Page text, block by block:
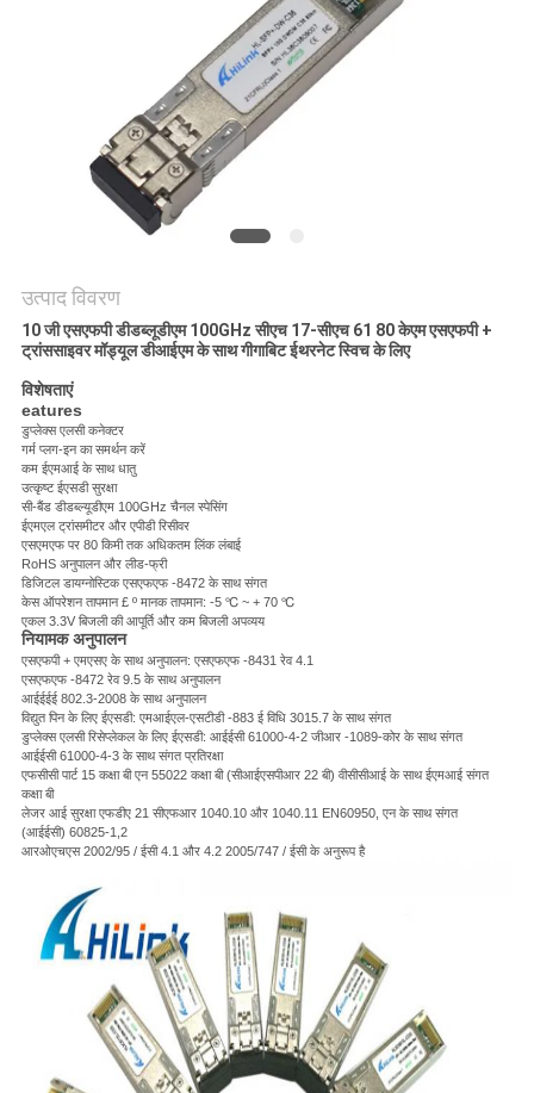
गोपनीयता
उत्पाद विवरण
10 जी एसएफपी डीडब्लूडीएम 100GHz सीएच 17-सीएच 61 80 केएम एसएफपी +
ट्रांससाइवर मॉड्यूल डीआईएम के साथ गीगाबिट ईथरनेट स्विच के लिए
विशेषताएं
eatures
डुप्लेक्स एलसी कनेक्टर
गर्म प्लग-इन का समर्थन करें
कम ईएमआई के साथ धातु
उत्कृष्ट ईएसडी सुरक्षा
सी-बैंड डीडब्ल्यूडीएम 100GHz चैनल स्पेसिंग
ईएमएल ट्रांसमीटर और एपीडी रिसीवर
एसएमएफ पर 80 किमी तक अधिकतम लिंक लंबाई
RoHS अनुपालन और लीड-फ्री
डिजिटल डायग्नोस्टिक एसएफएफ -8472 के साथ संगत
केस ऑपरेशन तापमान £ º मानक तापमान: -5 ℃ ~ + 70 ℃
एकल 3.3V बिजली की आपूर्ति और कम बिजली अपव्यय
नियामक अनुपालन
एसएफपी + एमएसए के साथ अनुपालन: एसएफएफ -8431 रेव 4.1
एसएफएफ -8472 रेव 9.5 के साथ अनुपालन
आईईईई 802.3-2008 के साथ अनुपालन
विद्युत पिन के लिए ईएसडी: एमआईएल-एसटीडी -883 ई विधि 3015.7 के साथ संगत
डुप्लेक्स एलसी रिसेप्लेकल के लिए ईएसडी: आईईसी 61000-4-2 जीआर -1089-कोर के साथ संगत
आईईसी 61000-4-3 के साथ संगत प्रतिरक्षा
एफसीसी पार्ट 15 कक्षा बी एन 55022 कक्षा बी (सीआईएसपीआर 22 बी) वीसीसीआई के साथ ईएमआई संगत
कक्षा बी
लेजर आई सुरक्षा एफडीए 21 सीएफआर 1040.10 और 1040.11 EN60950, एन के साथ संगत
(आईईसी) 60825-1,2
आरओएचएस 2002/95 / ईसी 4.1 और 4.2 2005/747 / ईसी के अनुरूप है